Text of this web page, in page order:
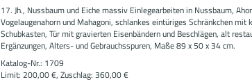
17. Jh., Nussbaum und Eiche massiv Einlegearbeiten in Nussbaum,
Vogelaugenahorn und Mahagoni, schlankes eintüriges Schränkchen mit
Schubkasten, Tür mit gravierten Eisenbändern und Beschlägen, alt
Ergänzungen, Alters- und Gebrauchsspuren, Maße 89 x 50 x 34 cm.
Katalog-Nr.: 1709
Limit: 200,00 €, Zuschlag: 360,00 €